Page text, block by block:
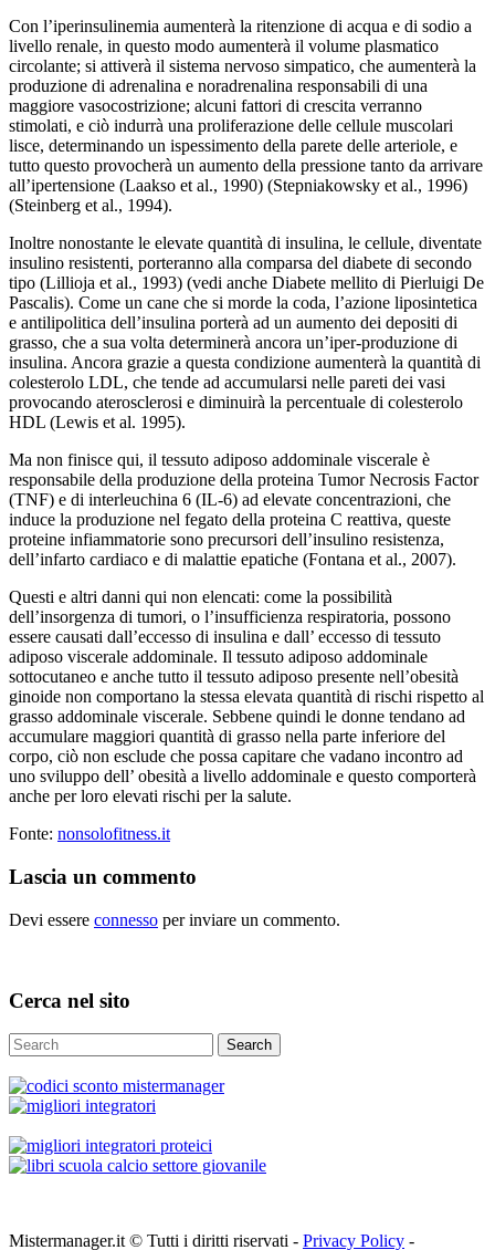
Con l’iperinsulinemia aumenterà la ritenzione di acqua e di sodio a
livello renale, in questo modo aumenterà il volume plasmatico
circolante; si attiverà il sistema nervoso simpatico, che aumenterà la
produzione di adrenalina e noradrenalina responsabili di una
maggiore vasocostrizione; alcuni fattori di crescita verranno
stimolati, e ciò indurrà una proliferazione delle cellule muscolari
lisce, determinando un ispessimento della parete delle arteriole, e
tutto questo provocherà un aumento della pressione tanto da arrivare
all’ipertensione (Laakso et al., 1990) (Stepniakowsky et al., 1996)
(Steinberg et al., 1994).
Inoltre nonostante le elevate quantità di insulina, le cellule, diventate
insulino resistenti, porteranno alla comparsa del diabete di secondo
tipo (Lillioja et al., 1993) (vedi anche Diabete mellito di Pierluigi De
Pascalis). Come un cane che si morde la coda, l’azione liposintetica
e antilipolitica dell’insulina porterà ad un aumento dei depositi di
grasso, che a sua volta determinerà ancora un’iper-produzione di
insulina. Ancora grazie a questa condizione aumenterà la quantità di
colesterolo LDL, che tende ad accumularsi nelle pareti dei vasi
provocando aterosclerosi e diminuirà la percentuale di colesterolo
HDL (Lewis et al. 1995).
Ma non finisce qui, il tessuto adiposo addominale viscerale è
responsabile della produzione della proteina Tumor Necrosis Factor
(TNF) e di interleuchina 6 (IL-6) ad elevate concentrazioni, che
induce la produzione nel fegato della proteina C reattiva, queste
proteine infiammatorie sono precursori dell’insulino resistenza,
dell’infarto cardiaco e di malattie epatiche (Fontana et al., 2007).
Questi e altri danni qui non elencati: come la possibilità
dell’insorgenza di tumori, o l’insufficienza respiratoria, possono
essere causati dall’eccesso di insulina e dall’ eccesso di tessuto
adiposo viscerale addominale. Il tessuto adiposo addominale
sottocutaneo e anche tutto il tessuto adiposo presente nell’obesità
ginoide non comportano la stessa elevata quantità di rischi rispetto al
grasso addominale viscerale. Sebbene quindi le donne tendano ad
accumulare maggiori quantità di grasso nella parte inferiore del
corpo, ciò non esclude che possa capitare che vadano incontro ad
uno sviluppo dell’ obesità a livello addominale e questo comporterà
anche per loro elevati rischi per la salute.
Fonte: nonsolofitness.it
Lascia un commento
Devi essere connesso per inviare un commento.
Cerca nel sito
Search
Mistermanager.it © Tutti i diritti riservati - Privacy Policy -